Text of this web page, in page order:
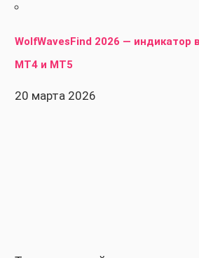
WolfWavesFind 2026 — индикатор
MT4 и MT5
20 марта 2026